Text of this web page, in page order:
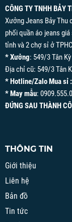
CÔNG TY TNHH BẢY
Xưởng Jeans Bảy Thu
phối quần áo jeans
tỉnh và 2 chợ sỉ ở
* Xưởng: 549/3 Tân
Địa chỉ cũ: 549/3 Tân
* Hotline/Zalo Mua sỉ :
* May mẫu:
ĐỨNG SAU THÀNH
THÔNG TIN
Giới thiệu
Liên hệ
Bản đồ
Tin tức